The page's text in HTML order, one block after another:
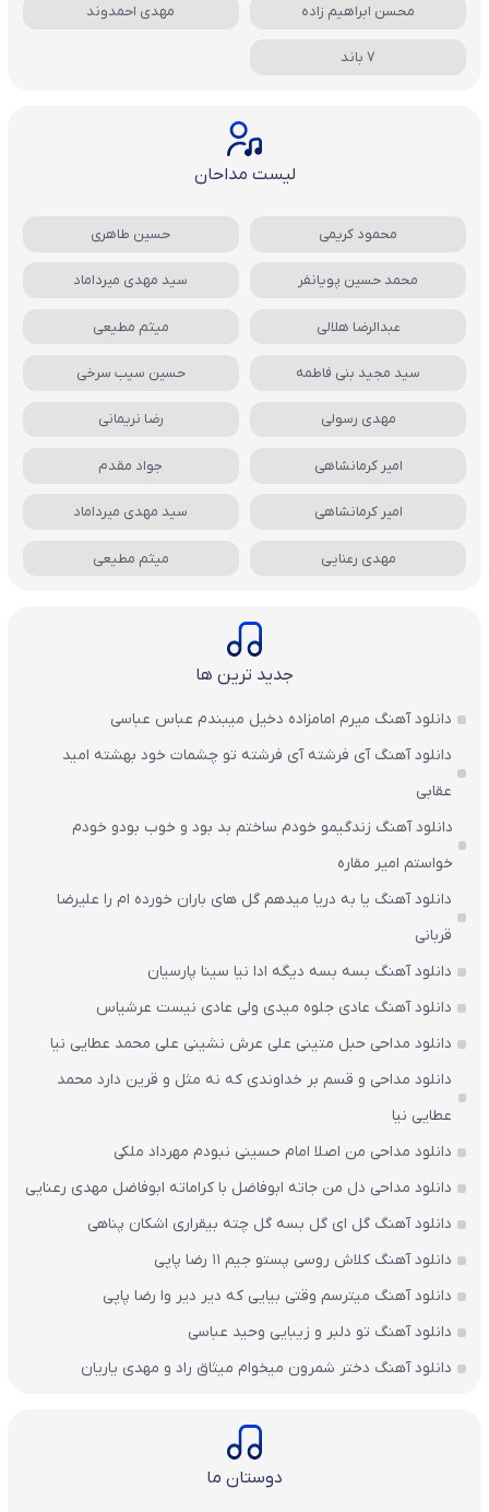
محسن ابراهیم زاده مهدی احمدوند
7 باند
لیست مداحان
محمود کریمی حسین طاهری
محمد حسین پویانفر سید مهدی میرداماد
عبدالرضا هلالی میثم مطیعی
سید مجید بنی فاطمه حسین سیب سرخی
مهدی رسولی رضا نریمانی
امیر کرمانشاهی جواد مقدم
امیر کرمانشاهی سید مهدی میرداماد
مهدی رعنایی میثم مطیعی
جدید ترین ها
دانلود آهنگ میرم امامزاده دخیل میبندم عباس عباسی
دانلود آهنگ آی فرشته آی فرشته تو چشمات خود بهشته امید
عقابی
دانلود آهنگ زندگیمو خودم ساختم بد بود و خوب بودو خودم
خواستم امیر مقاره
دانلود آهنگ یا به دریا میدهم گل های باران‌ خورده ام را علیرضا
قربانی
دانلود آهنگ بسه بسه دیگه ادا نیا سینا پارسیان
دانلود آهنگ عادی جلوه میدی ولی عادی نیست عرشیاس
دانلود مداحی حبل متینی علی عرش نشینی علی محمد عطایی نیا
دانلود مداحی و قسم بر خداوندی که نه مثل و قرین دارد محمد
عطایی نیا
دانلود مداحی من اصلا امام حسینی نبودم مهرداد ملکی
دانلود مداحی دل من جاته ابوفاضل با کراماته ابوفاضل مهدی رعنایی
دانلود آهنگ گل ای گل بسه گل چته بیقراری اشکان پناهی
دانلود آهنگ کلاش روسی پستو جیم ۱۱ رضا پاپی
دانلود آهنگ میترسم وقتی بیایی که دیر دیر وا رضا پاپی
دانلود آهنگ تو دلبر و زیبایی وحید عباسی
دانلود آهنگ دختر شمرون میخوام میثاق راد و مهدی یاریان
دوستان ما